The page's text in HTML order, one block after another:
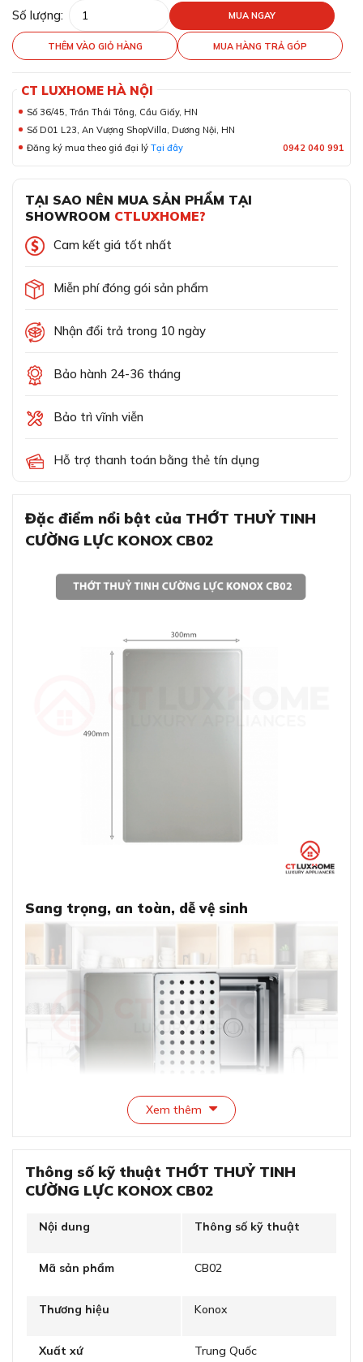
Số lượng: MUA NGAY
THÊM VÀO GIỎ HÀNG MUA HÀNG TRẢ GÓP
CT LUXHOME HÀ NỘI
Số 36/45, Trần Thái Tông, Cầu Giấy, HN
Số D01 L23, An Vượng ShopVilla, Dương Nội, HN
Đăng ký mua theo giá đại lý Tại đây 0942 040 991
TẠI SAO NÊN MUA SẢN PHẨM TẠI
SHOWROOM CTLUXHOME?
Cam kết giá tốt nhất
Miễn phí đóng gói sản phẩm
Nhận đổi trả trong 10 ngày
Bảo hành 24-36 tháng
Bảo trì vĩnh viễn
Hỗ trợ thanh toán bằng thẻ tín dụng
Đặc điểm nổi bật của THỚT THUỶ TINH
CƯỜNG LỰC KONOX CB02
Sang trọng, an toàn, dễ vệ sinh
Sang trọng, an toàn, dễ vệ sinh
Konox CB02 là mẫu thớt cao cấp được làm từ thủy tinh
cường lực, nổi bật với thiết kế sang trọng, độ bền cao và
khả năng chống bám bẩn, vi khuẩn hiệu quả. Sản phẩm
phù hợp cho các không gian bếp hiện đại, đặc biệt là bếp
có chậu rửa tích hợp gờ hạ bậc – giúp tối ưu hóa quá
bền chắc
năng:
Xem thêm
Thông số kỹ thuật THỚT THUỶ TINH
CƯỜNG LỰC KONOX CB02
Nội dung Thông số kỹ thuật
Mã sản phẩm CB02
Thương hiệu Konox
Xuất xứ Trung Quốc